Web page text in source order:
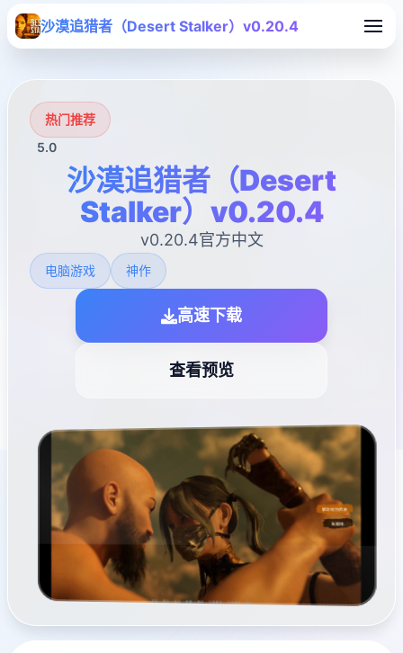
沙漠追猎者（Desert Stalker）v0.20.4
热门推荐
5.0
沙漠追猎者（Desert
Stalker）v0.20.4
v0.20.4官方中文
电脑游戏 神作
高速下载
查看预览